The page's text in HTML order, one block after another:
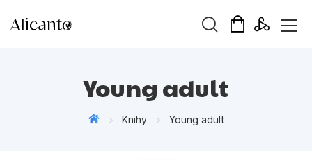
Young adult
Knihy Young adult